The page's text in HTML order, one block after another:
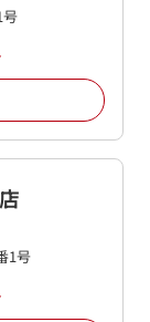
号
1号